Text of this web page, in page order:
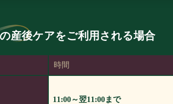
産後ケアをご利用される場合
時間
11:00～翌11:00まで